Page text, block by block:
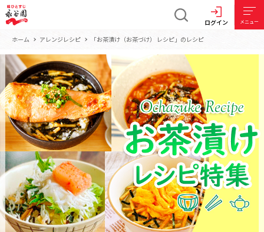
ログイン メニュー
ホーム アレンジレシピ 「お茶漬け（お茶づけ） レシピ」のレシピ